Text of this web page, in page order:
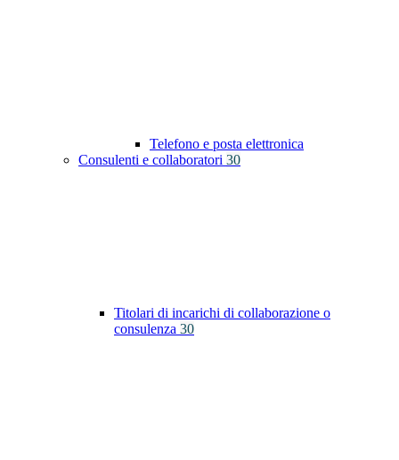
Telefono e posta elettronica
Consulenti e collaboratori 30
Titolari di incarichi di collaborazione o
consulenza 30